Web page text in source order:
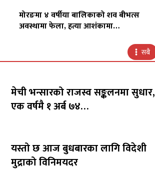
मोरङमा ४ वर्षीया बालिकाको शव बीभत्स
अवस्थामा फेला, हत्या आशंकामा…
सबै
मेची भन्सारको राजस्व सङ्कलनमा सुधार,
एक वर्षमै १ अर्ब ७४…
यस्तो छ आज बुधबारका लागि विदेशी
मुद्राको विनिमयदर